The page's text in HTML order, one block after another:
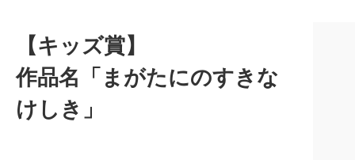
【キッズ賞】
作品名「まがたにのすきな
けしき」